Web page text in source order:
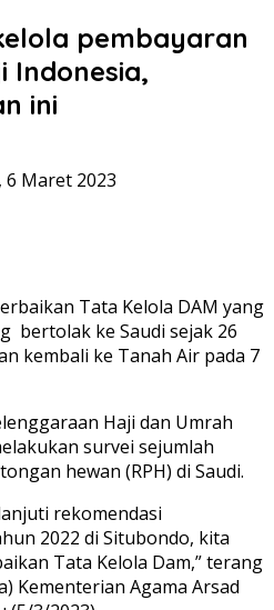
pembayaran
Indonesia,
ini
6 Maret 2023
Tata Kelola DAM yang
bertolak ke Saudi sejak 26
kembali ke Tanah Air pada 7
Haji dan Umrah
survei sejumlah
hewan (RPH) di Saudi.
rekomendasi
2022 di Situbondo, kita
Tata Kelola Dam,” terang
Kementerian Agama Arsad